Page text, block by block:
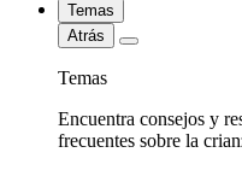
Temas
Atrás
Temas
Encuentra consejos y
frecuentes sobre la